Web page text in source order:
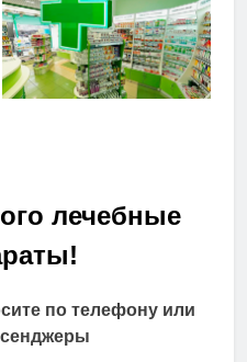
лечебные
по телефону или